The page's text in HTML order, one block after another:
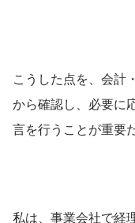
こうした点を、会計
から確認し、必要に
言を行うことが重要
私は、事業会社で経